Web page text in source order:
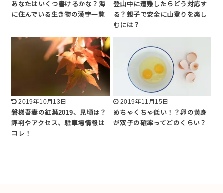
あなたはいくつ書けるかな？海
に住んでいる生き物の漢字一覧
登山中に遭難したらどう対応す
る？親子で安全に山登りを楽し
むには？
2019年10月13日
磐梯吾妻の紅葉2019、見頃は？
評判やアクセス、駐車場情報は
コレ！
2019年11月15日
めちゃくちゃ低い！？卵の黄身
が双子の確率ってどのくらい？